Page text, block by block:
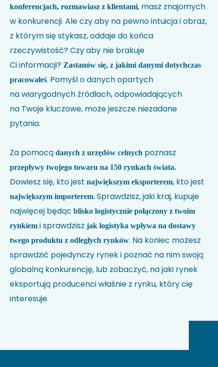
Akceptuję politykę prywatności i wyrażam zgodę na
przetwarzanie moich danych w celu udzielenia
odpowiedzi na przesłane zapytanie.
konferencjach, rozmawiasz z klientami, masz znajomych
w konkurencji. Ale czy aby na pewno intuicja i obraz,
z którym się stykasz, oddaje do końca
rzeczywistość? Czy aby nie brakuje
Ci informacji? Zastanów się, z jakimi danymi dotychczas
pracowałeś. Pomyśl o danych opartych
na wiarygodnych źródłach, odpowiadających
na Twoje kluczowe, może jeszcze niezadane
pytania.
Za pomocą danych z urzędów celnych poznasz
przepływy twojego towaru na 150 rynkach świata.
Dowiesz się, kto jest największym eksporterem, kto jest
największym importerem. Sprawdzisz, jaki kraj, kupuje
najwięcej będąc blisko logistycznie połączony z twoim
rynkiem i sprawdzisz jak logistyka wpływa na dostawy
twego produktu z odległych rynków. Na koniec możesz
sprawdzić pojedynczy rynek i poznać na nim swoją
globalną konkurencję, lub zobaczyć, na jaki rynek
eksportują producenci właśnie z rynku, który cię
interesuje.